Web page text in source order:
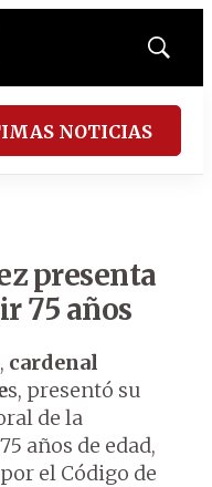
Mostrar
NOTICIAS
presenta
75 años
cardenal
s, presentó su
de la
años de edad,
el Código de